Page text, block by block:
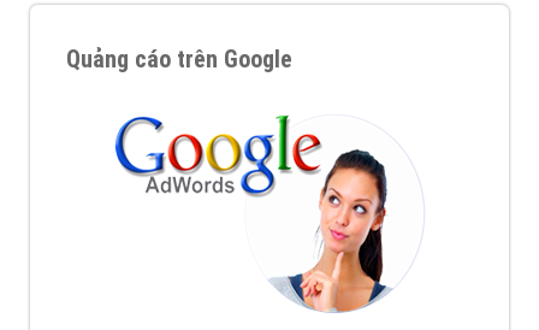
Quảng cáo trên Google